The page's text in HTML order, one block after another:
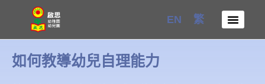
content
EN 繁
如何教導幼兒自理能力